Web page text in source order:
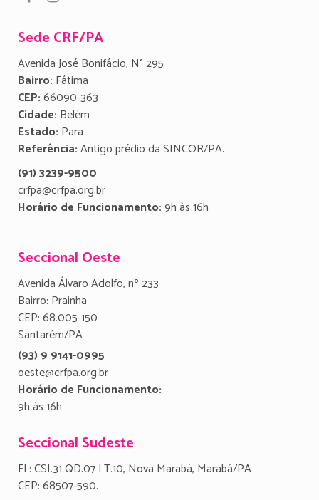
Sede CRF/PA
Avenida José Bonifácio, N° 295
Bairro: Fátima
CEP:66090-363
Cidade: Belém
Estado: Para
Referência:Antigo prédio da SINCOR/PA.
(91) 3239-9500
crfpa@crfpa.org.br
Horário de Funcionamento:9h às 16h
Seccional Oeste
Avenida Álvaro Adolfo, nº 233
Bairro: Prainha
CEP: 68.005-150
Santarém/PA
(93) 9 9141-0995
oeste@crfpa.org.br
Horário de Funcionamento:
9h às 16h
Seccional Sudeste
FL: CSI.31 QD.07 LT.10, Nova Marabá, Marabá/PA
CEP: 68507-590.